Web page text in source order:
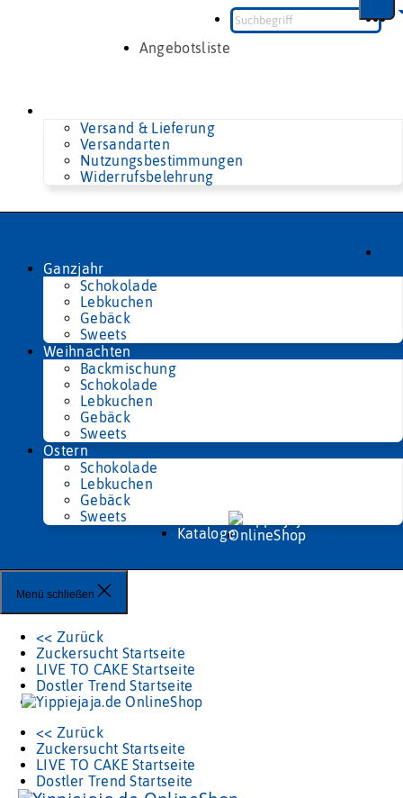
Angebotsliste
Versand & Lieferung
Versandarten
Nutzungsbestimmungen
Widerrufsbelehrung
Ganzjahr
Schokolade
Lebkuchen
Gebäck
Sweets
Weihnachten
Backmischung
Schokolade
Lebkuchen
Gebäck
Sweets
Ostern
Schokolade
Lebkuchen
Gebäck
Sweets
Kataloge
Menü schließen
<< Zurück
Zuckersucht Startseite
LIVE TO CAKE Startseite
Dostler Trend Startseite
<< Zurück
Zuckersucht Startseite
LIVE TO CAKE Startseite
Dostler Trend Startseite